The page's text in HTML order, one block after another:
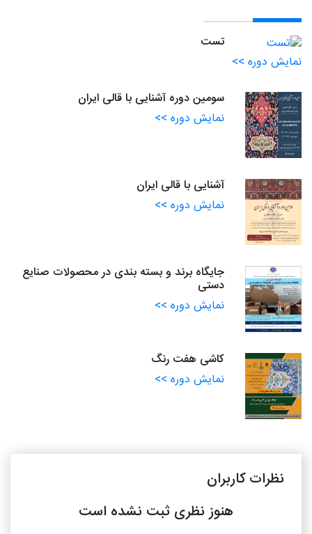
تست
نمایش دوره >>
سومین دوره آشنایی با قالی ایران
نمایش دوره >>
آشنایی با قالی ایران
نمایش دوره >>
جایگاه برند و بسته بندی در محصولات صنایع
دستی
نمایش دوره >>
کاشی هفت رنگ
نمایش دوره >>
نظرات کاربران
هنوز نظری ثبت نشده است